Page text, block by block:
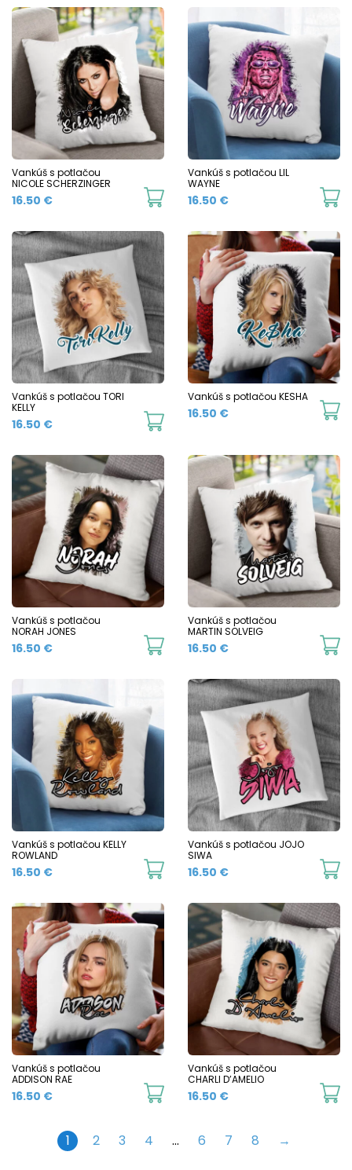
Vankúš s potlačou
NICOLE SCHERZINGER
16.50 €
Vankúš s potlačou LIL
WAYNE
16.50 €
Vankúš s potlačou TORI
KELLY
16.50 €
Vankúš s potlačou KESHA
16.50 €
Vankúš s potlačou
NORAH JONES
16.50 €
Vankúš s potlačou
MARTIN SOLVEIG
16.50 €
Vankúš s potlačou KELLY
ROWLAND
16.50 €
Vankúš s potlačou JOJO
SIWA
16.50 €
Vankúš s potlačou
ADDISON RAE
16.50 €
Vankúš s potlačou
CHARLI D’AMELIO
16.50 €
1 2 3 4 … 6 7 8 →